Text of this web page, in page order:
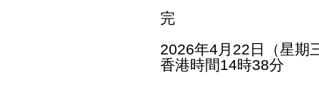
完
2026年4月22日（星期
香港時間14時38分